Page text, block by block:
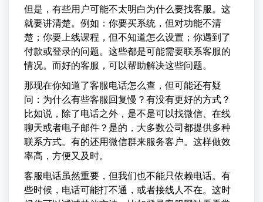
但是，有些用户可能不太明白为什么要找客服。这
就要讲清楚。例如：你要买系统，但对功能不清
楚；你要上线课程，但不知道怎么设置；你遇到了
付款或登录的问题。这些都是可能需要联系客服的
情况。而好的客服，可以帮助解决这些问题。
那现在你知道了客服电话怎么查，但可能还有疑
问：为什么有些客服回复慢？有没有更好的方式？
比如说，除了电话之外，是不是可以找微信、在线
聊天或者电子邮件？是的，大多数公司都提供多种
联系方式。有的还用微信群来服务客户。这样做效
率高，方便又及时。
客服电话虽然重要，但我们也不能只依赖电话。有
些时候，电话可能打不通，或者接线人不在。这时